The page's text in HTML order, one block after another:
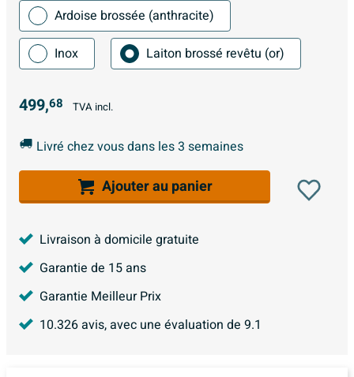
Ardoise brossée (anthracite)
Inox
Laiton brossé revêtu (or)
499,68 TVA incl.
Livré chez vous dans les 3 semaines
Ajouter au panier
Livraison à domicile gratuite
Garantie de 15 ans
Garantie Meilleur Prix
10.326avis, avec une évaluation de 9.1